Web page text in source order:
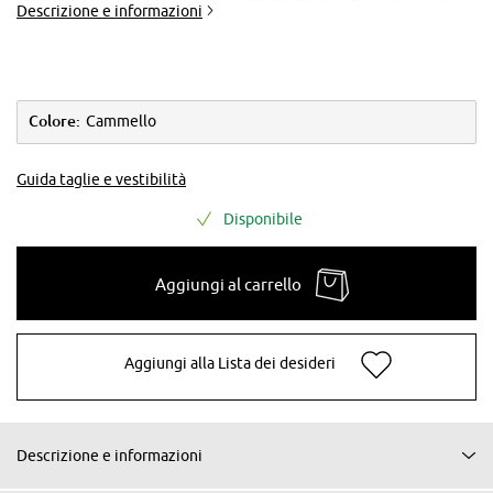
Descrizione e informazioni
Colore: Cammello
Guida taglie e vestibilità
Disponibile
Aggiungi al carrello
Aggiungi alla Lista dei desideri
Descrizione e informazioni